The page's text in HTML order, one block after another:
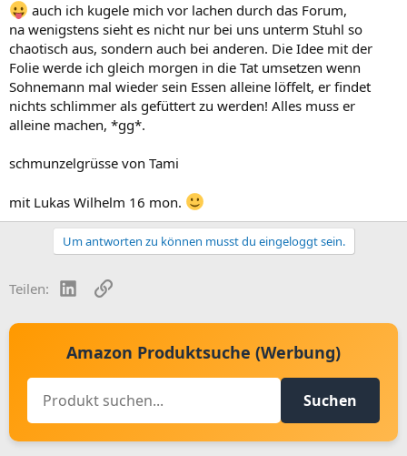
auch ich kugele mich vor lachen durch das Forum,
na wenigstens sieht es nicht nur bei uns unterm Stuhl so
chaotisch aus, sondern auch bei anderen. Die Idee mit der
Folie werde ich gleich morgen in die Tat umsetzen wenn
Sohnemann mal wieder sein Essen alleine löffelt, er findet
nichts schlimmer als gefüttert zu werden! Alles muss er
alleine machen, *gg*.
schmunzelgrüsse von Tami
mit Lukas Wilhelm 16 mon.
Um antworten zu können musst du eingeloggt sein.
Teilen: LinkedInLink
Amazon Produktsuche (Werbung)
Suchen